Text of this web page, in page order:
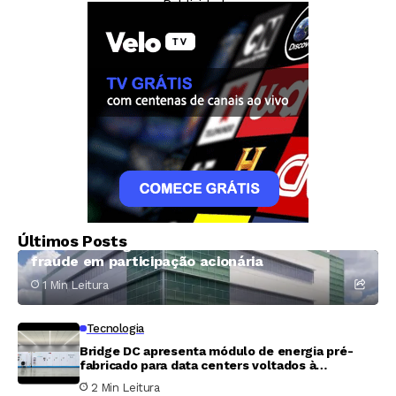
— Publicidade —
Últimos Posts
Sete ex-funcionários processam Prime Data
Centers e exigem 400 milhões de dólares por
fraude em participação acionária
1 Min Leitura
Tecnologia
Bridge DC apresenta módulo de energia pré-
fabricado para data centers voltados à
inteligência artificial
2 Min Leitura